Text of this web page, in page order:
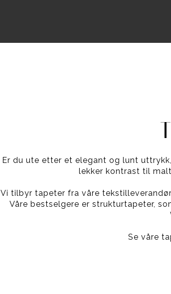
Er du ute etter et elegant og lunt
lekker kontrast til
Vi tilbyr tapeter fra våre
Våre bestselgere er strukturtapeter,
Se våre